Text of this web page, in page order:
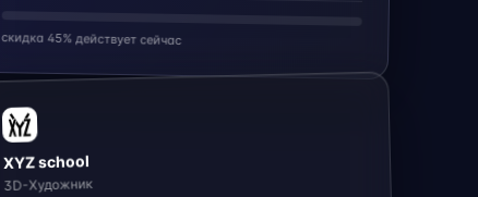
скидка 45% действует сейчас
XYZ school
3D-Художник